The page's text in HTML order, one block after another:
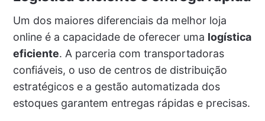
Um dos maiores diferenciais da melhor loja
online é a capacidade de oferecer uma logística
eficiente. A parceria com transportadoras
confiáveis, o uso de centros de distribuição
estratégicos e a gestão automatizada dos
estoques garantem entregas rápidas e precisas.